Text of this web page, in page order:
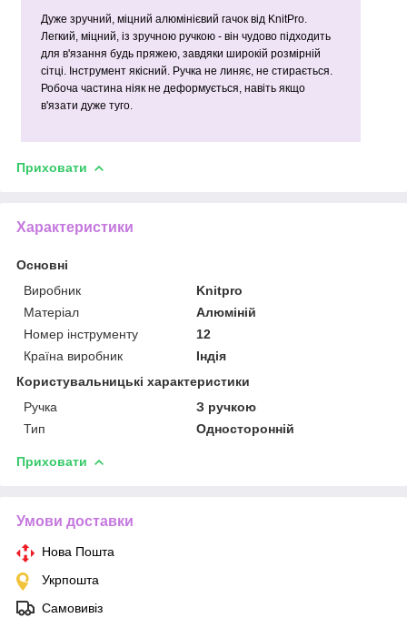
Дуже зручний, міцний алюмінієвий гачок від KnitPro.
Легкий, міцний, із зручною ручкою - він чудово підходить
для в'язання будь пряжею, завдяки широкій розмірній
сітці. Інструмент якісний. Ручка не линяє, не стирається.
Робоча частина ніяк не деформується, навіть якщо
в'язати дуже туго.
Приховати
Характеристики
Основні
Виробник
Knitpro
Матеріал
Алюміній
Номер інструменту
12
Країна виробник
Індія
Користувальницькі характеристики
Ручка
З ручкою
Тип
Односторонній
Приховати
Умови доставки
Нова Пошта
Укрпошта
Самовивіз